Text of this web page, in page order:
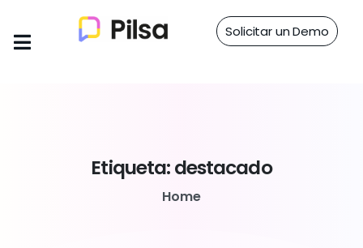
Solicitar un Demo
Etiqueta:destacado
Home